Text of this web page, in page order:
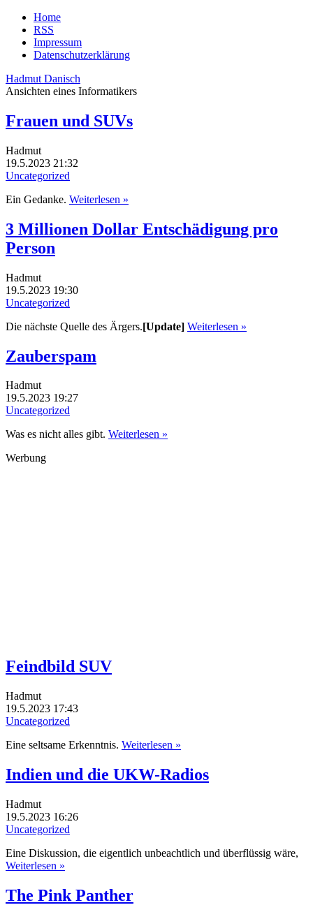
Home
RSS
Impressum
Datenschutzerklärung
Hadmut Danisch
Ansichten eines Informatikers
Frauen und SUVs
Hadmut
19.5.2023 21:32
Uncategorized
Ein Gedanke. Weiterlesen »
3 Millionen Dollar Entschädigung pro
Person
Hadmut
19.5.2023 19:30
Uncategorized
Die nächste Quelle des Ärgers.[Update] Weiterlesen »
Zauberspam
Hadmut
19.5.2023 19:27
Uncategorized
Was es nicht alles gibt. Weiterlesen »
Werbung
Feindbild SUV
Hadmut
19.5.2023 17:43
Uncategorized
Eine seltsame Erkenntnis. Weiterlesen »
Indien und die UKW-Radios
Hadmut
19.5.2023 16:26
Uncategorized
Eine Diskussion, die eigentlich unbeachtlich und überflüssig wäre,
Weiterlesen »
The Pink Panther